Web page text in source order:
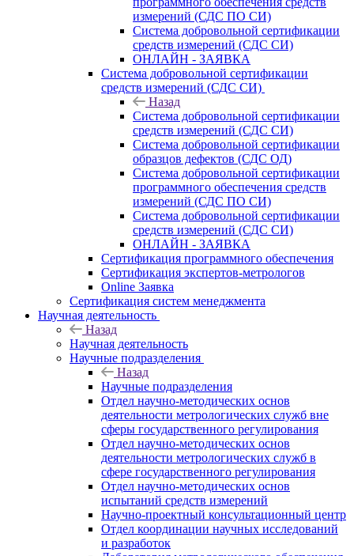
измерений (СДС ПО СИ)
Система добровольной сертификации
средств измерений (СДС СИ)
ОНЛАЙН - ЗАЯВКА
Система добровольной сертификации
средств измерений (СДС СИ)
Назад
Система добровольной сертификации
средств измерений (СДС СИ)
Система добровольной сертификации
образцов дефектов (СДС ОД)
Система добровольной сертификации
программного обеспечения средств
измерений (СДС ПО СИ)
Система добровольной сертификации
средств измерений (СДС СИ)
ОНЛАЙН - ЗАЯВКА
Сертификация программного обеспечения
Сертификация экспертов-метрологов
Online Заявка
Сертификация систем менеджмента
Научная деятельность
Назад
Научная деятельность
Научные подразделения
Назад
Научные подразделения
Отдел научно-методических основ
деятельности метрологических служб вне
сферы государственного регулирования
Отдел научно-методических основ
деятельности метрологических служб в
сфере государственного регулирования
Отдел научно-методических основ
испытаний средств измерений
Научно-проектный консультационный центр
Отдел координации научных исследований
и разработок